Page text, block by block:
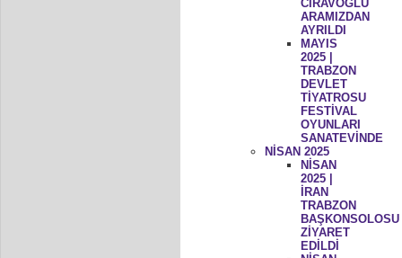
CİRAVOĞLU
ARAMIZDAN
AYRILDI
MAYIS
2025 |
TRABZON
DEVLET
TİYATROSU
FESTİVAL
OYUNLARI
SANATEVİNDE
NİSAN 2025
NİSAN
2025 |
İRAN
TRABZON
BAŞKONSOLOSU
ZİYARET
EDİLDİ